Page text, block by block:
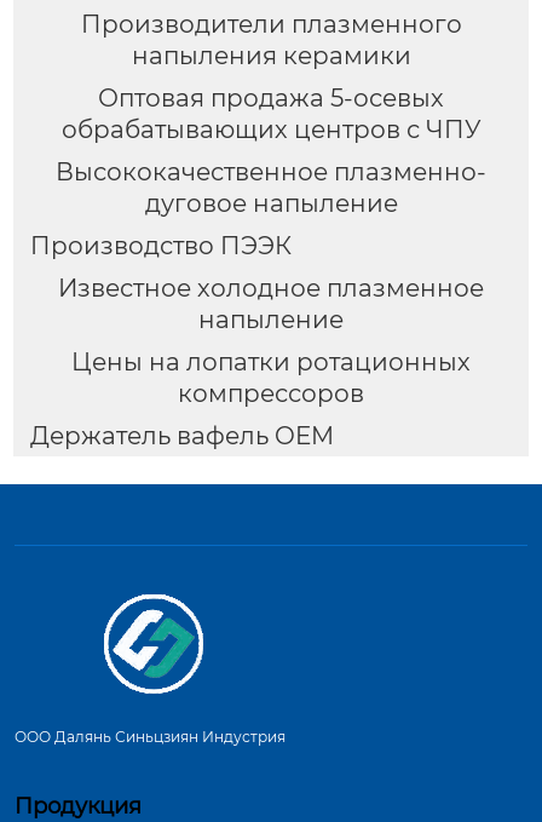
Производители плазменного
напыления керамики
Оптовая продажа 5-осевых
обрабатывающих центров с ЧПУ
Высококачественное плазменно-
дуговое напыление
Производство ПЭЭК
Известное холодное плазменное
напыление
Цены на лопатки ротационных
компрессоров
Держатель вафель OEM
ООО Далянь Синьцзиян Индустрия
Продукция